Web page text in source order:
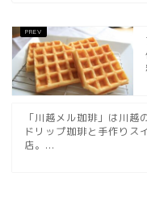
「川越メル珈琲」は川越
ドリップ珈琲と手作りス
店。...